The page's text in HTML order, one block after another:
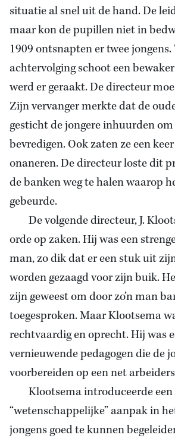
situatie al snel uit de hand. De
maar kon de pupillen niet in
1909 ontsnapten er twee jongens.
achtervolging schoot een
werd er geraakt. De directeur
Zijn vervanger merkte dat de
gesticht de jongere inhuurden om
bevredigen. Ook zaten ze een
onaneren. De directeur loste dit
de banken weg te halen waarop
gebeurde.
De volgende directeur, J.
orde op zaken. Hij was een
man, zo dik dat er een stuk uit
worden gezaagd voor zijn buik.
zijn geweest om door zo’n man
toegesproken. Maar Klootsema
rechtvaardig en oprecht. Hij was
vernieuwende pedagogen die de
voorbereiden op een net
Klootsema introduceerde een
“wetenschappelijke” aanpak in
jongens goed te kunnen